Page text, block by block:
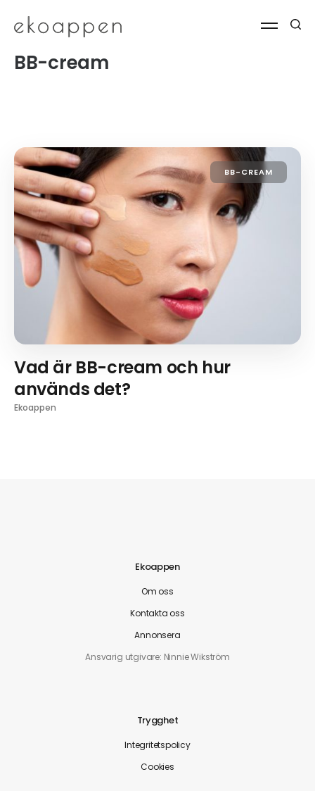
BB-cream
BB-CREAM
Vad är BB-cream och hur
används det?
Ekoappen
Ekoappen
Om oss
Kontakta oss
Annonsera
Ansvarig utgivare: Ninnie Wikström
Trygghet
Integritetspolicy
Cookies